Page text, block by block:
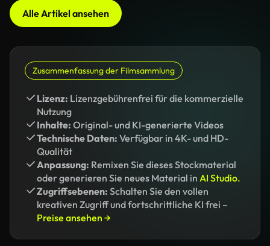
Alle Artikel ansehen
Zusammenfassung der Filmsammlung
Lizenz: Lizenzgebührenfrei für die kommerzielle
Nutzung
Inhalte: Original- und KI-generierte Videos
Technische Daten: Verfügbar in 4K- und HD-
Qualität
Anpassung: Remixen Sie dieses Stockmaterial
oder generieren Sie neues Material in AI Studio.
Zugriffsebenen: Schalten Sie den vollen
kreativen Zugriff und fortschrittliche KI frei –
Preise ansehen →